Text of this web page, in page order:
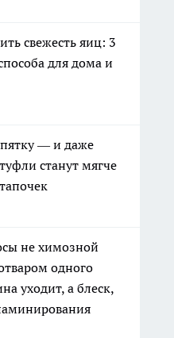
свежесть яиц: 3
для дома и
— и даже
станут мягче
не химозной
одного
уходит, а блеск,